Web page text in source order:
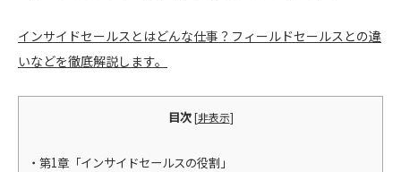
インサイドセールスとはどんな仕事？フィールドセールスとの違
いなどを徹底解説します。
目次 [非表示]
第1章「インサイドセールスの役割」